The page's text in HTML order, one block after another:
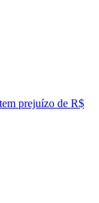
prejuízo de R$